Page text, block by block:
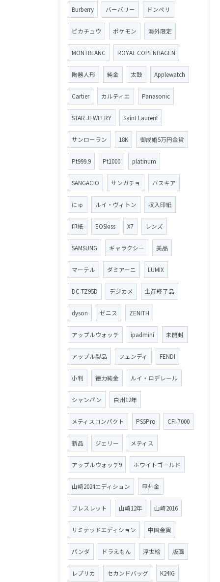
Burberry バーバリー ドンペリ
ピカチュウ ポケモン 海外限定
MONTBLANC ROYAL COPENHAGEN
陶器人形 純金 太鼓 Applewatch
Cartier カルティエ Panasonic
STAR JEWELRY Saint Laurent
サンローラン 18K 御成婚5万円金貨
Pt999.9 Pt1000 platinum
SANGACIO サンガチョ バスキア
にゅ ルイ・ヴィトン 収入印紙
印紙 EOSkiss X7 レンズ
SAMSUNG ギャラクシー 美品
マーテル ダミアーニ LUMIX
DC-TZ95D デジカメ 生産終了品
dyson ゼニス ZENITH
アップルウォッチ ipadmini 未開封
アップル製品 フェンディ FENDI
小判 徳力純金 ルイ・ロデレール
シャンパン 白州12年
メティスコンパクト PS5Pro CFI-7000
新品 ジェリー メティス
アップルウォッチ9 ホワイトゴールド
山崎2024エディション 甲州金
ブレスレット 山崎12年 山崎2016
リミテッドエディション 中国金貨
パンダ ドラえもん 浮世絵 版画
レプリカ セカンドバッグ K24IG